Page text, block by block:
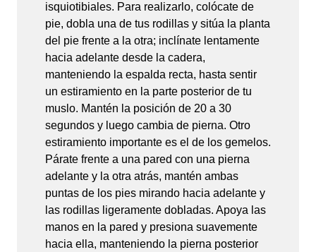
isquiotibiales. Para realizarlo, colócate de
pie, dobla una de tus rodillas y sitúa la planta
del pie frente a la otra; inclínate lentamente
hacia adelante desde la cadera,
manteniendo la espalda recta, hasta sentir
un estiramiento en la parte posterior de tu
muslo. Mantén la posición de 20 a 30
segundos y luego cambia de pierna. Otro
estiramiento importante es el de los gemelos.
Párate frente a una pared con una pierna
adelante y la otra atrás, mantén ambas
puntas de los pies mirando hacia adelante y
las rodillas ligeramente dobladas. Apoya las
manos en la pared y presiona suavemente
hacia ella, manteniendo la pierna posterior